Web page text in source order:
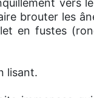
vers
brouter les
en fustes
lisant.